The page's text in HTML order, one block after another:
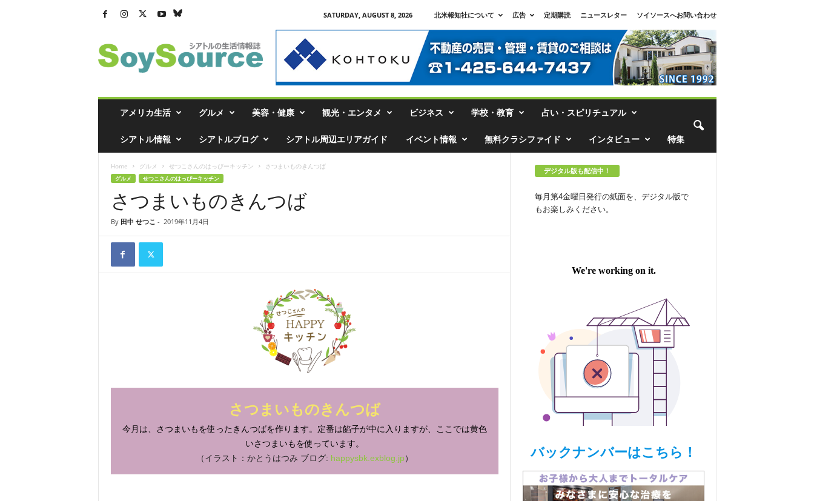
SATURDAY, AUGUST 8, 2026 北米報知社について 広告 定期購読 ニュースレター
ソイソースへお問い合わせ
ト
ル
アメリカ生活 グルメ 美容・健康 観光・エンタメ ビジネス 学校・教育 占い・スピリチュアル
シアトル情報 シアトルブログ シアトル周辺エリアガイド イベント情報 無料クラシファイド インタビュー 特集
Home グルメ せつこさんのはっぴーキッチン さつまいものきんつば
グルメ せつこさんのはっぴーキッチン
さつまいものきんつば
By 田中 せつこ - 2019年11月4日
さつまいものきんつば
今月は、さつまいもを使ったきんつばを作ります。定番は餡子が中に入りますが、ここでは黄色
いさつまいもを使っています。
（イラスト：かとうはつみ ブログ: happysbk.exblog.jp）
デジタル版も配信中！
毎月第4金曜日発行の紙面を、デジタル版で
もお楽しみください。
バックナンバーはこちら！